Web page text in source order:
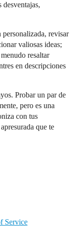
desventajas,
revisar
valiosas ideas;
resaltar
en descripciones
Probar un par de
pero es una
con tus
que te
Service